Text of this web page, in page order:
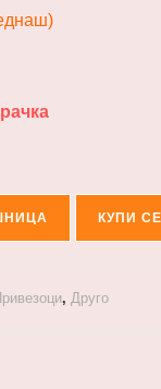
КУПИ
, Друго